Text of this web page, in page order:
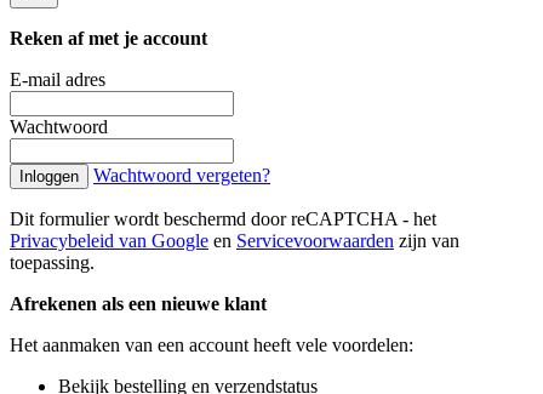
Reken af met je account
E-mail adres
Wachtwoord
Inloggen Wachtwoord vergeten?
Dit formulier wordt beschermd door reCAPTCHA - het
Privacybeleid van Google en Servicevoorwaarden zijn van
toepassing.
Afrekenen als een nieuwe klant
Het aanmaken van een account heeft vele voordelen:
Bekijk bestelling en verzendstatus